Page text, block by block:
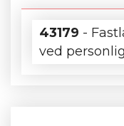
43179 -
ved